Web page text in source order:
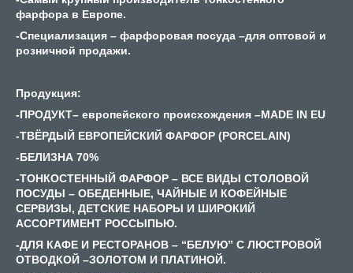
фарфора в Европе.
-Специализация – фарфоровая посуда –для оптовой и
розничной продажи.
Продукция:
-ПРОДУКТ– европейcкого происхождения –MADE IN EU
-ТВЁРДЫЙ ЕВРОПЕЙСКИЙ ФАРФОР (PORCELAIN)
-БЕЛИЗНА 70%
-ТОНКОСТЕННЫЙ ФАРФОР – ВСЕ ВИДЫ СТОЛОВОЙ
ПОСУДЫ – ОБЕДЕННЫЕ, ЧАЙНЫЕ И КОФЕЙНЫЕ
СЕРВИЗЫ, ДЕТСКИЕ НАБОРЫ И ШИРОКИЙ
АССОРТИМЕНТ РОССЫПЬЮ.
-ДЛЯ КАФЕ И РЕСТОРАНОВ – “БЕЛУЮ” C ЛЮСТРОВОЙ
ОТВОДКОЙ –ЗОЛОТОМ И ПЛАТИНОЙ.